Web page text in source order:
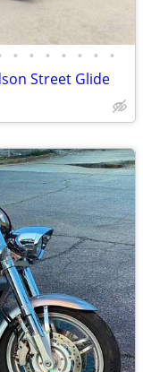
• • • • • • •
Street Glide